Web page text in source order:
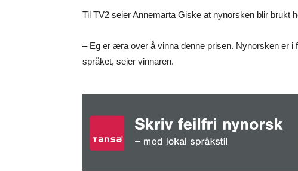
Til TV2 seier Annemarta Giske at nynorsken blir brukt
– Eg er æra over å vinna denne prisen. Nynorsken er
språket, seier vinnaren.